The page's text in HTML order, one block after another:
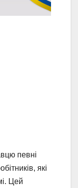
певні
які
Цей